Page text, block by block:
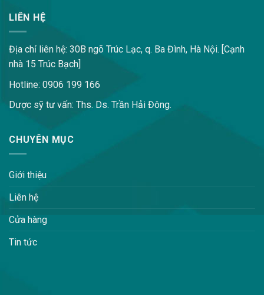
LIÊN HỆ
Địa chỉ liên hệ: 30B ngõ Trúc Lạc, q. Ba Đình, Hà Nội. [Cạnh
nhà 15 Trúc Bạch]
Hotline: 0906 199 166
Dược sỹ tư vấn: Ths. Ds. Trần Hải Đông.
CHUYÊN MỤC
Giới thiệu
Liên hệ
Cửa hàng
Tin tức